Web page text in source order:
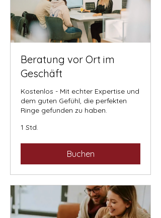
Beratung vor Ort im
Geschäft
Kostenlos - Mit echter Expertise und
dem guten Gefühl, die perfekten
Ringe gefunden zu haben.
1 Std.
Buchen